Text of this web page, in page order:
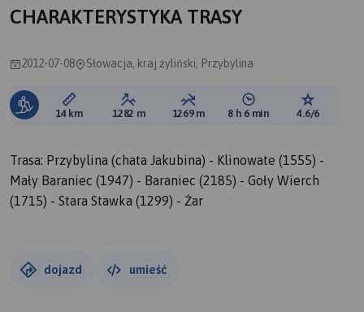
CHARAKTERYSTYKA TRASY
2012-07-08 Słowacja, kraj żyliński, Przybylina
Długość trasy:
14 km Suma przewyższeń:
1282 m Suma spadków:
1269 m Średni czas potrzebny
8 h 6 min Ocena
4.6/6
Trasa: Przybylina (chata Jakubina) - Klinowate (1555) -
Mały Baraniec (1947) - Baraniec (2185) - Goły Wierch
(1715) - Stara Stawka (1299) - Żar
dojazd umieść